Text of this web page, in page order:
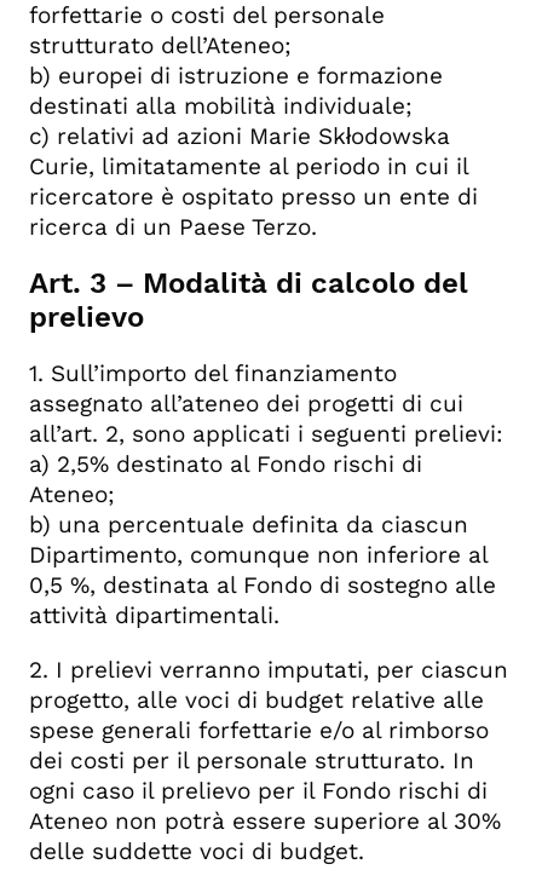
forfettarie o costi del personale
strutturato dell’Ateneo;
b) europei di istruzione e formazione
destinati alla mobilità individuale;
c) relativi ad azioni Marie Skłodowska
Curie, limitatamente al periodo in cui il
ricercatore è ospitato presso un ente di
ricerca di un Paese Terzo.
Art. 3 – Modalità di calcolo del
prelievo
1. Sull’importo del finanziamento
assegnato all’ateneo dei progetti di cui
all’art. 2, sono applicati i seguenti prelievi:
a) 2,5% destinato al Fondo rischi di
Ateneo;
b) una percentuale definita da ciascun
Dipartimento, comunque non inferiore al
0,5 %, destinata al Fondo di sostegno alle
attività dipartimentali.
2. I prelievi verranno imputati, per ciascun
progetto, alle voci di budget relative alle
spese generali forfettarie e/o al rimborso
dei costi per il personale strutturato. In
ogni caso il prelievo per il Fondo rischi di
Ateneo non potrà essere superiore al 30%
delle suddette voci di budget.